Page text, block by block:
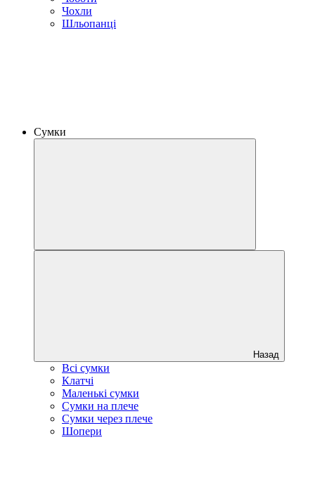
Чохли
Шльопанці
Сумки
Назад
Всі сумки
Клатчі
Маленькі сумки
Сумки на плече
Сумки через плече
Шопери